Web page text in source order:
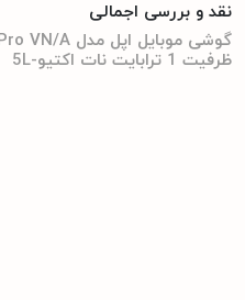
نقد و بررسی اجمالی
ظرفیت 1 ترابایت نات اکتیو-5L